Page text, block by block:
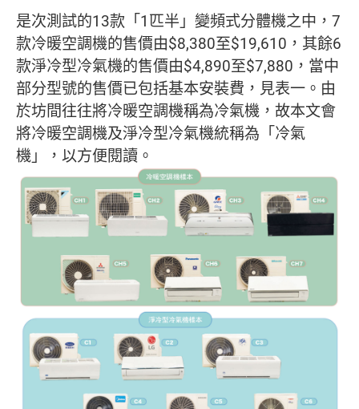
是次測試的13款「1匹半」變頻式分體機之中，7
款冷暖空調機的售價由$8,380至$19,610，其餘6
款淨冷型冷氣機的售價由$4,890至$7,880，當中
部分型號的售價已包括基本安裝費，見表一。由
於坊間往往將冷暖空調機稱為冷氣機，故本文會
將冷暖空調機及淨冷型冷氣機統稱為「冷氣
機」，以方便閱讀。